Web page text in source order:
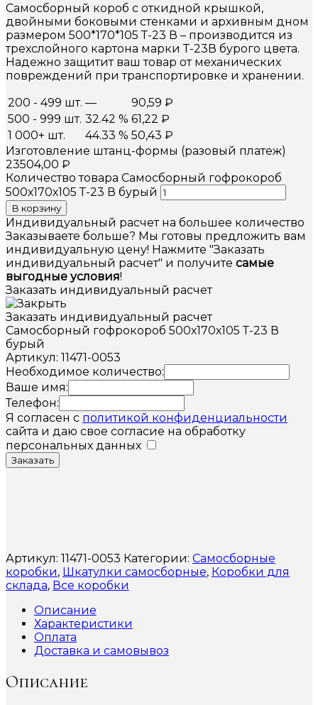
Самосборный короб с откидной крышкой,
двойными боковыми стенками и архивным дном
размером 500*170*105 Т-23 В – производится из
трехслойного картона марки Т-23В бурого цвета.
Надежно защитит ваш товар от механических
повреждений при транспортировке и хранении.
200 - 499 шт. — 90,59 ₽
500 - 999 шт. 32.42 % 61,22 ₽
1 000+ шт.
44.33 % 50,43 ₽
Изготовление штанц-формы (разовый платеж)
23504,00 ₽
Количество товара Самосборный гофрокороб
500х170х105 Т-23 В бурый
В корзину
Индивидуальный расчет на большее количество
Заказываете больше? Мы готовы предложить вам
индивидуальную цену! Нажмите "Заказать
индивидуальный расчет" и получите самые
выгодные условия!
Заказать индивидуальный расчет
Заказать индивидуальный расчет
Самосборный гофрокороб 500х170х105 Т-23 В
бурый
Артикул: 11471-0053
Необходимое количество:
Ваше имя:
Телефон:
Я согласен с политикой конфиденциальности
сайта и даю свое согласие на обработку
персональных данных
Заказать
Артикул: 11471-0053 Категории: Самосборные
коробки, Шкатулки самосборные, Коробки для
склада, Все коробки
Описание
Характеристики
Оплата
Доставка и самовывоз
Описание